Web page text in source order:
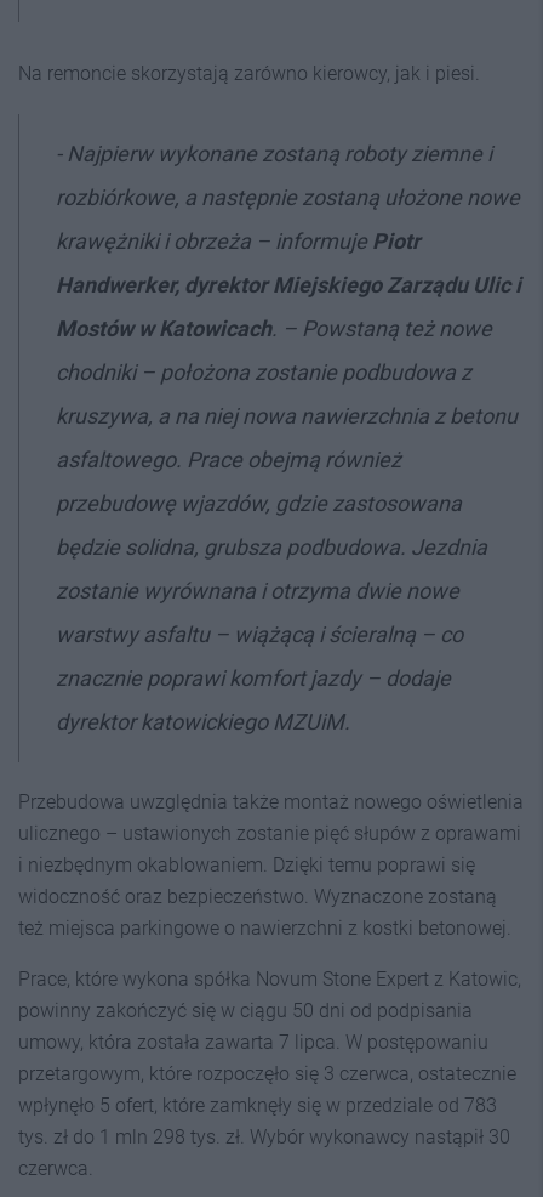
Na remoncie skorzystają zarówno kierowcy, jak i piesi.
- Najpierw wykonane zostaną roboty ziemne i
rozbiórkowe, a następnie zostaną ułożone nowe
krawężniki i obrzeża – informuje Piotr
Handwerker, dyrektor Miejskiego Zarządu Ulic i
Mostów w Katowicach. – Powstaną też nowe
chodniki – położona zostanie podbudowa z
kruszywa, a na niej nowa nawierzchnia z betonu
asfaltowego. Prace obejmą również
przebudowę wjazdów, gdzie zastosowana
będzie solidna, grubsza podbudowa. Jezdnia
zostanie wyrównana i otrzyma dwie nowe
warstwy asfaltu – wiążącą i ścieralną – co
znacznie poprawi komfort jazdy– dodaje
dyrektor katowickiego MZUiM.
Przebudowa uwzględnia także montaż nowego oświetlenia
ulicznego – ustawionych zostanie pięć słupów z oprawami
i niezbędnym okablowaniem. Dzięki temu poprawi się
widoczność oraz bezpieczeństwo. Wyznaczone zostaną
też miejsca parkingowe o nawierzchni z kostki betonowej.
Prace, które wykona spółka Novum Stone Expert z Katowic,
powinny zakończyć się w ciągu 50 dni od podpisania
umowy, która została zawarta 7 lipca. W postępowaniu
przetargowym, które rozpoczęło się 3 czerwca, ostatecznie
wpłynęło 5 ofert, które zamknęły się w przedziale od 783
tys. zł do 1 mln 298 tys. zł. Wybór wykonawcy nastąpił 30
czerwca.